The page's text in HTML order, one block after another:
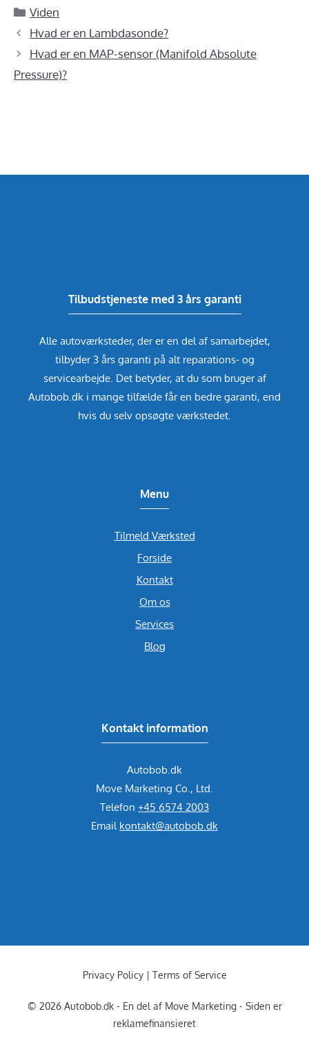
Kategorier
Viden
Hvad er en Lambdasonde?
Hvad er en MAP-sensor (Manifold Absolute
Pressure)?
Tilbudstjeneste med 3 års garanti
Alle autoværksteder, der er en del af samarbejdet,
tilbyder 3 års garanti på alt reparations- og
servicearbejde. Det betyder, at du som bruger af
Autobob.dk i mange tilfælde får en bedre garanti, end
hvis du selv opsøgte værkstedet.
Menu
Tilmeld Værksted
Forside
Kontakt
Om os
Services
Blog
Kontakt information
Autobob.dk
Move Marketing Co., Ltd.
Telefon +45 6574 2003
Email kontakt@autobob.dk
Privacy Policy | Terms of Service
© 2026 Autobob.dk - En del af Move Marketing - Siden er
reklamefinansieret